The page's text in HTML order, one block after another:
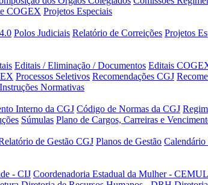
COGEX Projetos Especiais
Polos Judiciais Relatório de Correições Projetos
Editais / Eliminação / Documentos Editais
Processos Seletivos Recomendações CGJ
Instruções Normativas
Interno da CGJ Código de Normas da CGJ
Súmulas Plano de Cargos, Carreiras e
de Gestão CGJ Planos de Gestão Calendário
- CIJ Coordenadoria Estadual da Mulher -